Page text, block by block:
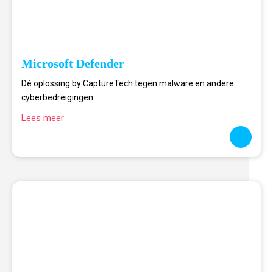
Microsoft Defender
Dé oplossing by CaptureTech tegen malware en andere
cyberbedreigingen.
Lees meer